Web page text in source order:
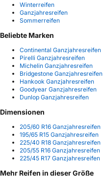
Winterreifen
Ganzjahresreifen
Sommerreifen
Beliebte Marken
Continental Ganzjahresreifen
Pirelli Ganzjahresreifen
Michelin Ganzjahresreifen
Bridgestone Ganzjahresreifen
Hankook Ganzjahresreifen
Goodyear Ganzjahresreifen
Dunlop Ganzjahresreifen
Dimensionen
205/60 R16 Ganzjahresreifen
195/65 R15 Ganzjahresreifen
225/40 R18 Ganzjahresreifen
205/55 R16 Ganzjahresreifen
225/45 R17 Ganzjahresreifen
Mehr Reifen in dieser Größe